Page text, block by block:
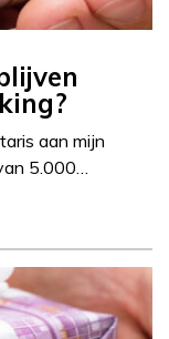
aan mijn
5.000…